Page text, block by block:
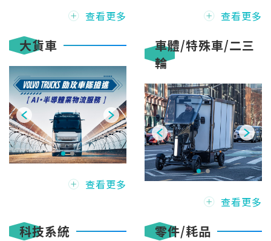
查看更多 查看更多
大貨車
查看更多
車體/特殊車/二三
輪
查看更多
科技系統 零件/耗品